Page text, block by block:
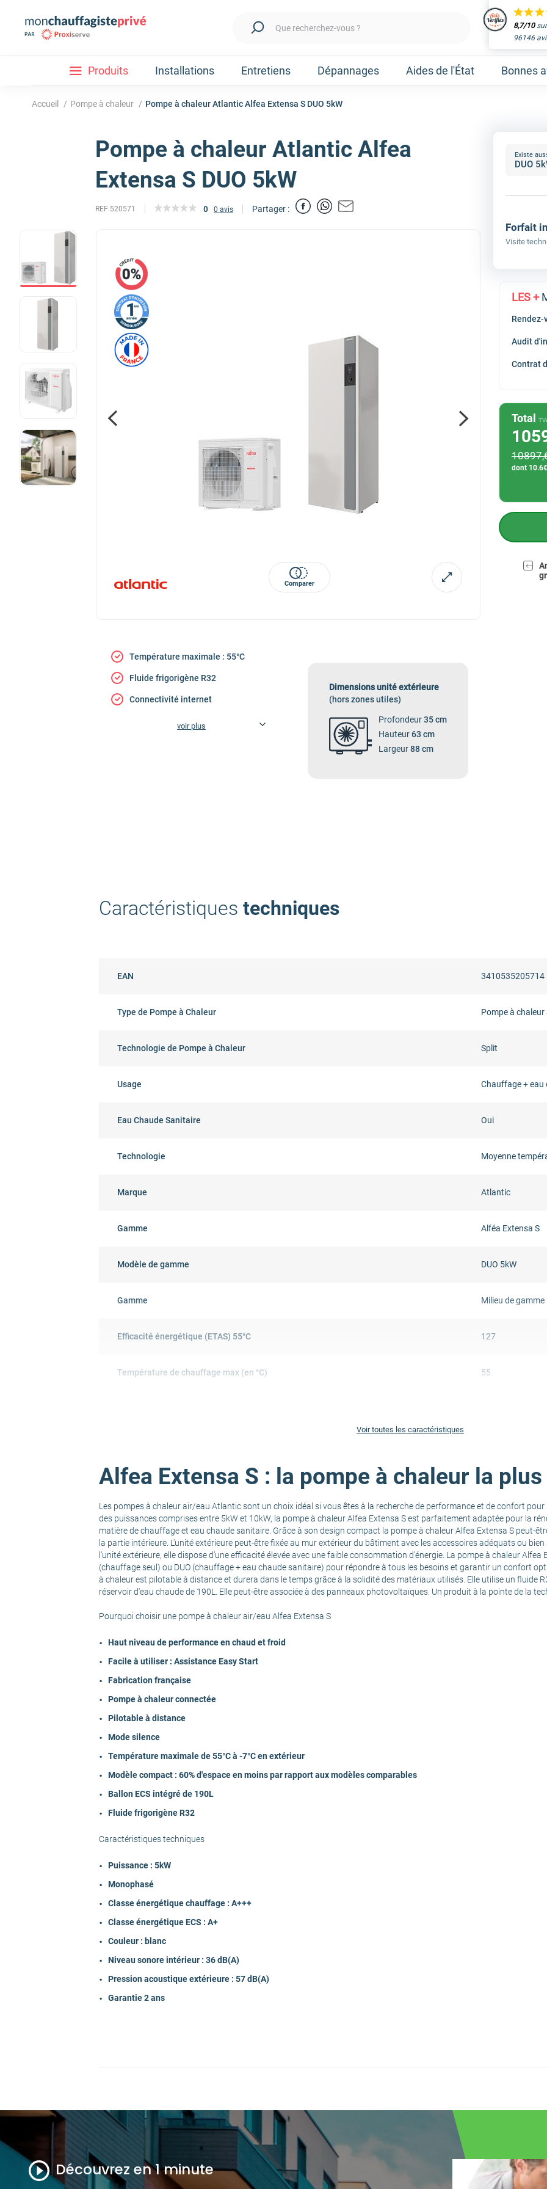
Que recherchez-vous ? 8,7/10sur
96146
Produits
Installation
Découvrez nos forfaits d'installationsPompe à chaleur
Obtenir un devis
Prenez un rendez-
Pompe à chaleur air / eau
Pompe à chaleur fluide frigorigène R32
Pompe à chaleur fluide frigorigène R410A
Voir toutes les pompe à chaleur
Pourquoi faire installer sa pompe à
chaleur par mon chauffagiste privé ?
Installations Entretiens Dépannages Aides de l'État Bonnes
Accueil / Pompe à chaleur / Pompe à chaleur Atlantic Alfea Extensa S DUO 5kW
Pompe à chaleur Atlantic Alfea
Extensa S DUO 5kW
REF 520571 0 0 avis Partager :
Comparer
Température maximale : 55°C
Fluide frigorigène R32
Connectivité internet
voir plus
Dimensions unité extérieure
(hors zones utiles)
Profondeur35 cm
Hauteur63 cm
Largeur88 cm
Existe
Forfait
Visite
LES +
Audit
Contrat
Total
10897
dont 10.6
Caractéristiques techniques
EAN 3410535205714
Type de Pompe à Chaleur Pompe à
Technologie de Pompe à Chaleur Split
Usage Chauffage + eau
Eau Chaude Sanitaire Oui
Technologie Moyenne
Marque Atlantic
Gamme Alféa Extensa S
Modèle de gamme DUO 5kW
Gamme Milieu de gamme
Efficacité énergétique (ETAS) 55°C 127
Température de chauffage max (en °C) 55
Puissance calorifique à -7°C ext / 55°C eau (kW) 4.25
SCOP 4.46
Classe énergétique A+++
Puissance calorifique A+
Niveau sonore - Unité extérieure dB(A)
Niveau sonore extérieur dB(A)
Fluide Frigorigène
Fonctionnalité
Hauteur Unité extérieure (en cm)
Profondeur Unité extérieure (en cm)
Hauteur Unité intérieure (en cm)
Largeur Unité intérieure (en cm)
Profondeur Unité intérieure (en cm)
Disponibilité pièces détachées (en année)
Opération commerciale Silencieux
Voir toutes les caractéristiques
Alfea Extensa S : la pompe à chaleur la
Les pompes à chaleur air/eau Atlantic sont un choix idéal si vous êtes à la recherche de performance et de confort
des puissances comprises entre 5kW et 10kW, la pompe à chaleur Alfea Extensa S est parfaitement adaptée pour la
matière de chauffage et eau chaude sanitaire. Grâce à son design compact la pompe à chaleur Alfea Extensa S peut-
la partie intérieure. L'unité extérieure peut-être fixée au mur extérieur du bâtiment avec les accessoires adéquats ou
l'unité extérieure, elle dispose d'une efficacité élevée avec une faible consommation d'énergie. La pompe à chaleur Alfea
(chauffage seul) ou DUO (chauffage + eau chaude sanitaire) pour répondre à tous les besoins et garantir un confort
à chaleur est pilotable à distance et durera dans le temps grâce à la solidité des matériaux utilisés. Elle utilise un fluide
réservoir d'eau chaude de 190L. Elle peut-être associée à des panneaux photovoltaïques. Un produit à la pointe de la
Pourquoi choisir une pompe à chaleur air/eau Alfea Extensa S
Haut niveau de performance en chaud et froid
Facile à utiliser : Assistance Easy Start
Fabrication française
Pompe à chaleur connectée
Pilotable à distance
Mode silence
Température maximale de 55°C à -7°C en extérieur
Modèle compact : 60% d'espace en moins par rapport aux modèles comparables
Ballon ECS intégré de 190L
Fluide frigorigène R32
Caractéristiques techniques
Puissance : 5kW
Monophasé
Classe énergétique chauffage : A+++
Classe énergétique ECS : A+
Couleur : blanc
Niveau sonore intérieur : 36 dB(A)
Pression acoustique extérieure : 57 dB(A)
Garantie 2 ans
Découvrez en 1 minute